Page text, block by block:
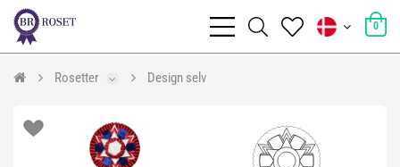
0
Rosetter Design selv